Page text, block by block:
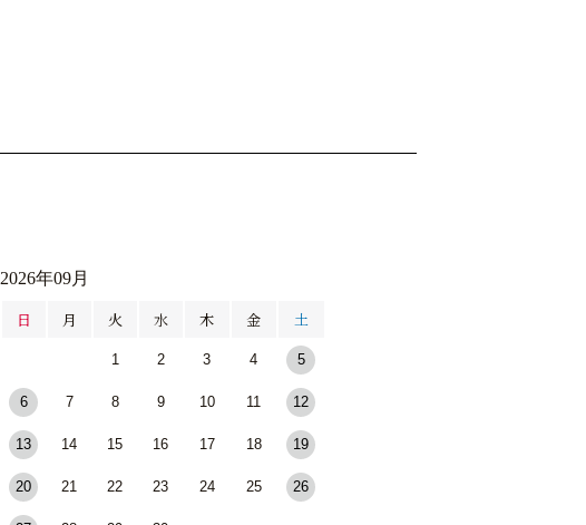
2026年09月
日 月 火 水 木 金 土
1 2 3 4 5
6 7 8 9 10 11 12
13 14 15 16 17 18 19
20 21 22 23 24 25 26